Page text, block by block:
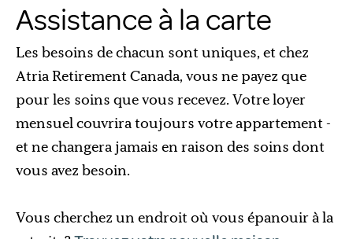
Assistance à la carte
Les besoins de chacun sont uniques, et chez
Atria Retirement Canada, vous ne payez que
pour les soins que vous recevez. Votre loyer
mensuel couvrira toujours votre appartement -
et ne changera jamais en raison des soins dont
vous avez besoin.
Vous cherchez un endroit où vous épanouir à la